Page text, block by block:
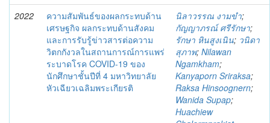
2022
ความสัมพันธ์ของผลกระทบด้าน
เศรษฐกิจ ผลกระทบด้านสังคม
และการรับรู้ข่าวสารต่อความ
วิตกกังวลในสถานการณ์การแพร่
ระบาดโรค COVID-19 ของ
นักศึกษาชั้นปีที่ 4 มหาวิทยาลัย
หัวเฉียวเฉลิมพระเกียรติ
นิลาวรรณ งามขำ;
กัญญาภรณ์ ศรีรักษา;
รักษา หินสูงเนิน; วนิดา
สุภาพ; Nilawan
Ngamkham;
Kanyaporn Sriraksa;
Raksa Hinsoognern;
Wanida Supap;
Huachiew